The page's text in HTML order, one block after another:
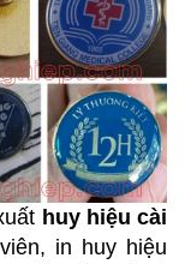
huy hiệu cài
in huy hiệu